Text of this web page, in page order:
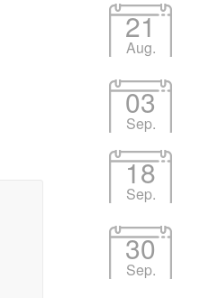
21
Aug.
03
Sep.
18
Sep.
30
Sep.